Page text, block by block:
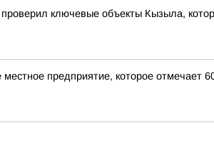
ключевые объекты Кызыла,
предприятие, которое отмечает